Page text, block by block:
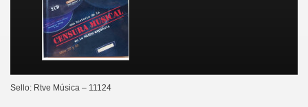
Sello: Rtve Música ‎– 11124